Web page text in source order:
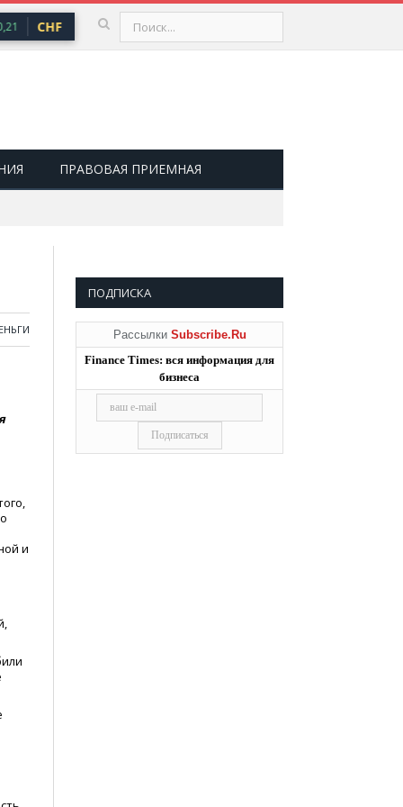
CHF 101,30 ₽ ▲ 0,64
ПРАВОВАЯ ПРИЕМНАЯ
и
ПОДПИСКА
Рассылки Subscribe.Ru
Finance Times: вся информация для
бизнеса